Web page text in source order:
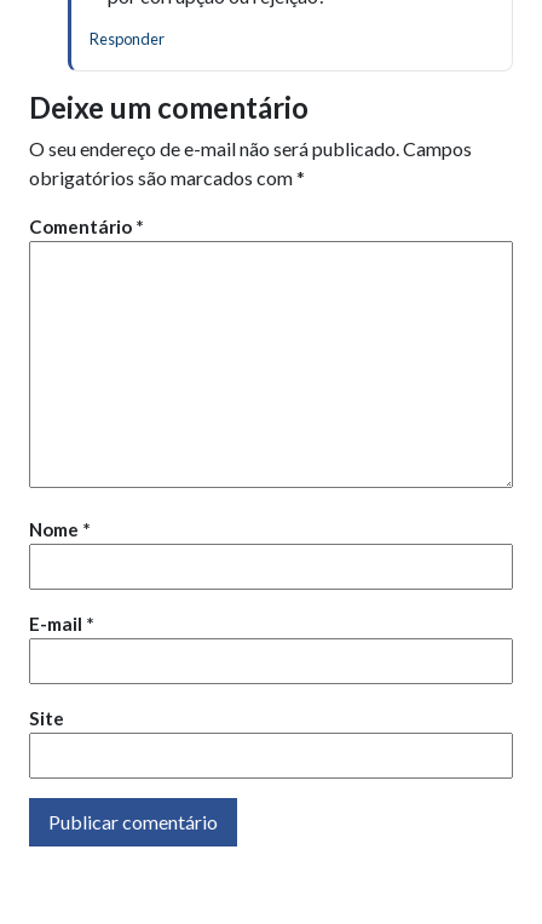
Responder
Deixe um comentário
O seu endereço de e-mail não será publicado. Campos
obrigatórios são marcados com*
Comentário *
Nome *
E-mail *
Site